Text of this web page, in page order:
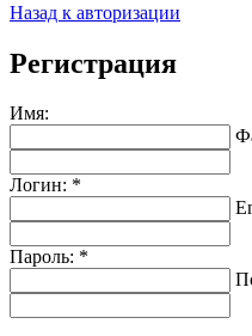
Назад к авторизации
Регистрация
Имя:
Логин: *
Пароль: *